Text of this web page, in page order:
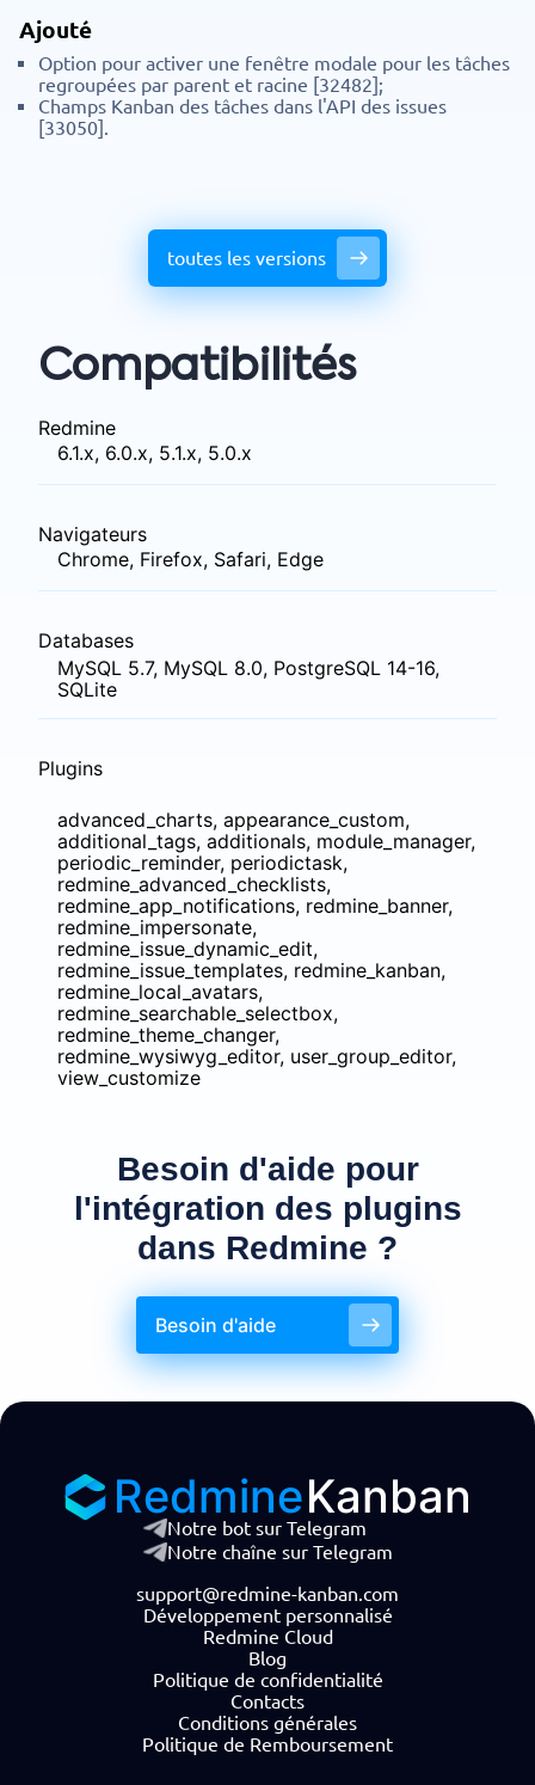
Ajouté
Option pour activer une fenêtre modale pour les tâches
regroupées par parent et racine [32482];
Champs Kanban des tâches dans l'API des issues
[33050].
toutes les versions
Compatibilités
Redmine
6.1.x, 6.0.x, 5.1.x, 5.0.x
Navigateurs
Chrome, Firefox, Safari, Edge
Databases
MySQL 5.7, MySQL 8.0, PostgreSQL 14-16,
SQLite
Plugins
advanced_charts, appearance_custom,
additional_tags, additionals, module_manager,
periodic_reminder, periodictask,
redmine_advanced_checklists,
redmine_app_notifications, redmine_banner,
redmine_impersonate,
redmine_issue_dynamic_edit,
redmine_issue_templates, redmine_kanban,
redmine_local_avatars,
redmine_searchable_selectbox,
redmine_theme_changer,
redmine_wysiwyg_editor, user_group_editor,
view_customize
Besoin d'aide pour
l'intégration des plugins
dans Redmine ?
Besoin d'aide
RedmineKanban
Notre bot sur Telegram
Notre chaîne sur Telegram
support@redmine-kanban.com
Développement personnalisé
Redmine Cloud
Blog
Politique de confidentialité
Contacts
Conditions générales
Politique de Remboursement